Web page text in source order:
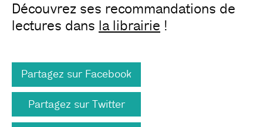
Découvrez ses recommandations de
lectures dans la librairie !
Partagez sur Facebook
Partagez sur Twitter